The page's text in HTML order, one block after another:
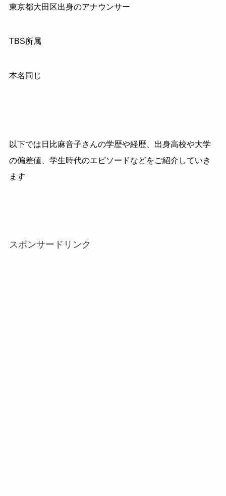
東京都大田区出身のアナウンサー
TBS所属
本名同じ
以下では日比麻音子さんの学歴や経歴、出身高校や大学
の偏差値、学生時代のエピソードなどをご紹介していき
ます
スポンサードリンク